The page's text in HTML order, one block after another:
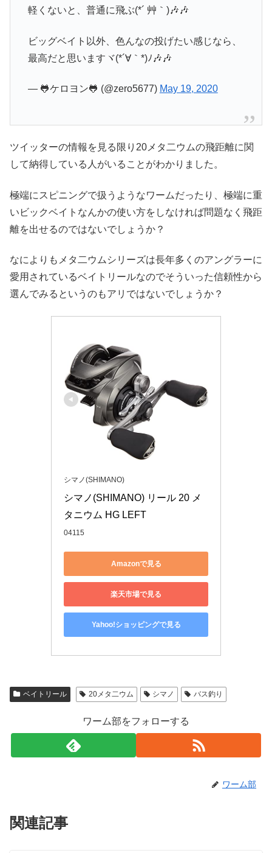
軽くないと、普通に飛ぶ(*´ 艸｀)🎶🎶
ビッグベイト以外、色んなの投げたい感じなら、
最高だと思いますヾ(*´∀｀*)ﾉ🎶🎶
— 🐸ケロヨン🐸 (@zero5677) May 19, 2020
ツイッターの情報を見る限り20メタ二ウムの飛距離に関
して納得している人がいることがわかりました。
極端にスピニングで扱うようなワームだったり、極端に重
いビックベイトなんかの使い方をしなければ問題なく飛距
離を出せるのではないでしょうか？
なによりもメタ二ウムシリーズは長年多くのアングラーに
愛用されているベイトリールなのでそういった信頼性から
選んでみるというのもアリではないでしょうか？
シマノ(SHIMANO)
シマノ(SHIMANO) リール 20 メ
タニウム HG LEFT
04115
Amazonで見る
楽天市場で見る
Yahoo!ショッピングで見る
ベイトリール 20メタ二ウム シマノ バス釣り
ワーム部をフォローする
ワーム部
関連記事